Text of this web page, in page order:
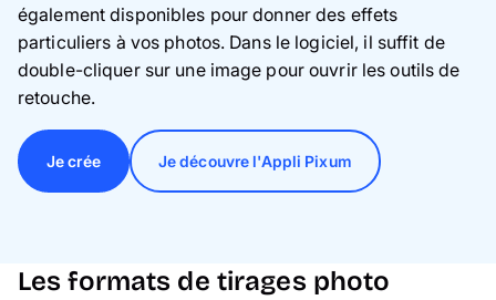
également disponibles pour donner des effets
particuliers à vos photos. Dans le logiciel, il suffit de
double-cliquer sur une image pour ouvrir les outils de
retouche.
Je crée Je découvre l'Appli Pixum
Les formats de tirages photo